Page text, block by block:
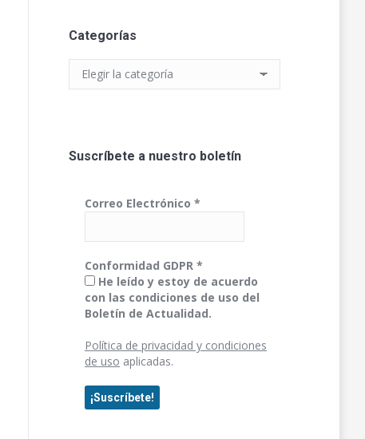
Categorías
Categorías
Suscríbete a nuestro boletín
Correo Electrónico *
Conformidad GDPR *
He leído y estoy de acuerdo
con las condiciones de uso del
Boletín de Actualidad.
Política de privacidad y condiciones
de uso aplicadas.